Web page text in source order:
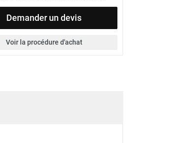
Demander un devis
Voir la procédure d'achat